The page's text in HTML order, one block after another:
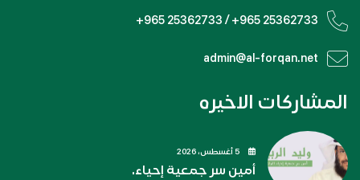
+965 25362733 / +965 25362733
admin@al-forqan.net
المشاركات الاخيره
أمين سر جمعية إحياء.